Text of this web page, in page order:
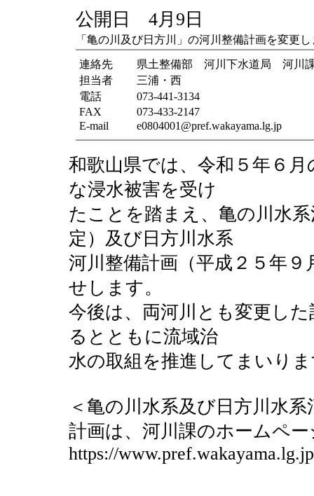
公開日 4月9日
「亀の川及び日方川」の河川整備計画を変更
連絡先
県土整備部 河川下水道局 河川
担当者
三浦・西
電話
073-441-3134
FAX
073-433-2147
E-mail
e0804001@pref.wakayama.lg.jp
和歌山県では、令和５年６
な浸水被害を受け
たことを踏まえ、亀の川水
定）及び日方川水系
河川整備計画（平成２５年
せします。
今後は、両河川とも変更し
るとともに流域治
水の取組を推進してまいり
＜亀の川水系及び日方川水
計画は、河川課のホームペ
https://